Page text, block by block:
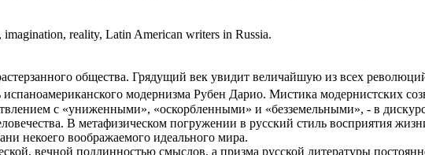
reality, Latin American writers in Russia.
общества. Грядущий век увидит величайшую из всех
испаноамериканского модернизма Рубен Дарио. Мистика модернистских
с «униженными», «оскорбленными» и «безземельными», - в
В метафизическом погружении в русский стиль восприятия
некоего воображаемого идеального мира.
вечной подлинностью смыслов, а призма русской литературы